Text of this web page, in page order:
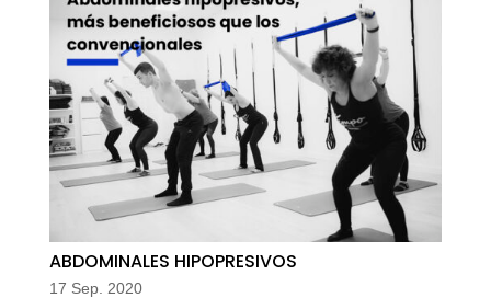
ABDOMINALES HIPOPRESIVOS
17 Sep. 2020